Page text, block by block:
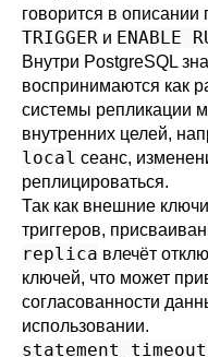
говорится в
TRIGGER и ENABLE
Внутри PostgreSQL
воспринимаются как
системы репликации
внутренних целей,
local сеанс,
реплицироваться.
Так как внешние
триггеров,
replica влечёт
ключей, что может
согласованности
использовании.
statement_timeout